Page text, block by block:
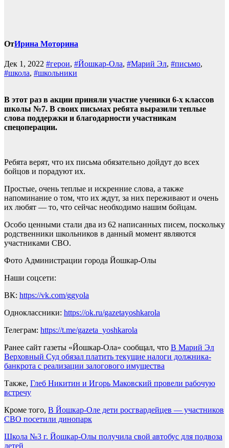
ОтИрина Моторина
Дек 1, 2022 #герои, #Йошкар-Ола, #Марий Эл, #письмо,
#школа, #школьники
В этот раз в акции приняли участие ученики 6-х классов
школы №7. В своих письмах ребята выразили теплые
слова поддержки и благодарности участникам
спецоперации.
Ребята верят, что их письма обязательно дойдут до всех
бойцов и порадуют их.
Простые, очень теплые и искренние слова, а также
напоминание о том, что их ждут, за них переживают и очень
их любят — то, что сейчас необходимо нашим бойцам.
Особо ценными стали два из 62 написанных писем, поскольку
родственники школьников в данный момент являются
участниками СВО.
Фото Администрации города Йошкар-Олы
Наши соцсети:
ВК: https://vk.com/ggyola
Одноклассники: https://ok.ru/gazetayoshkarola
Телеграм: https://t.me/gazeta_yoshkarola
Ранее сайт газеты «Йошкар-Ола» сообщал, что В Марий Эл
Верховный Суд обязал платить текущие налоги должника-
банкрота с реализации залогового имущества
Также, Глеб Никитин и Игорь Маковский провели рабочую
встречу
Кроме того, В Йошкар-Оле дети росгвардейцев — участников
СВО посетили динопарк
Навигация
Школа №3 г. Йошкар-Олы получила свой автобус для подвоза
детей